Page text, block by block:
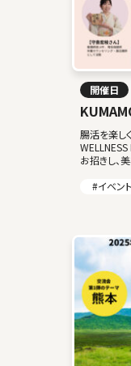
開催日
腸活を楽し
お招きし、
て楽しく学
#イベント